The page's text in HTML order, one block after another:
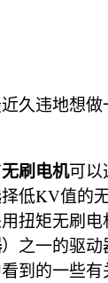
久违地想
无刷电机可以
低KV值的
扭矩无刷
）之一的驱
到的一些